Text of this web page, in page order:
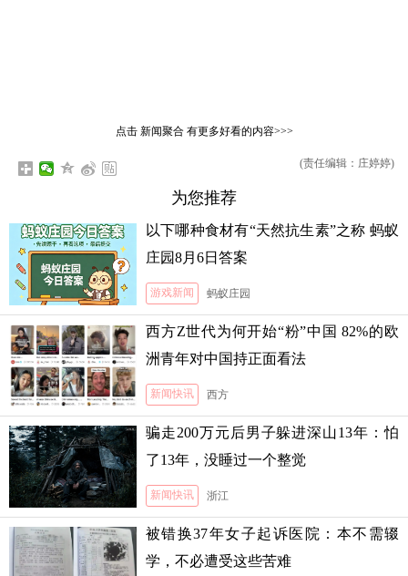
点击 新闻聚合有更多好看的内容>>>
(责任编辑：庄婷婷)
为您推荐
以下哪种食材有“天然抗生素”之称 蚂蚁
庄园8月6日答案
游戏新闻 蚂蚁庄园
西方Z世代为何开始“粉”中国 82%的欧
洲青年对中国持正面看法
新闻快讯 西方
骗走200万元后男子躲进深山13年：怕
了13年，没睡过一个整觉
新闻快讯 浙江
被错换37年女子起诉医院：本不需辍
学，不必遭受这些苦难